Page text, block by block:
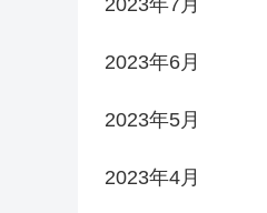
2023年6月
2023年5月
2023年4月